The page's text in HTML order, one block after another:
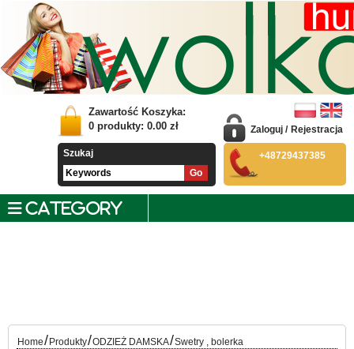
Zawartość Koszyka:
0 produkty: 0.00 zł
Szukaj
Zaloguj / Rejestracja
+48729437385
CATEGORY
Home/ Produkty/ODZIEŻ DAMSKA/Swetry , bolerka